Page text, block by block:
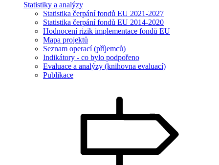
Statistiky a analýzy
Statistika čerpání fondů EU 2021-2027
Statistika čerpání fondů EU 2014-2020
Hodnocení rizik implementace fondů EU
Mapa projektů
Seznam operací (příjemců)
Indikátory - co bylo podpořeno
Evaluace a analýzy (knihovna evaluací)
Publikace